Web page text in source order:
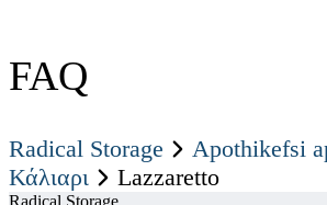
FAQ
Radical Storage
Apothikefsi
Κάλιαρι
Lazzaretto